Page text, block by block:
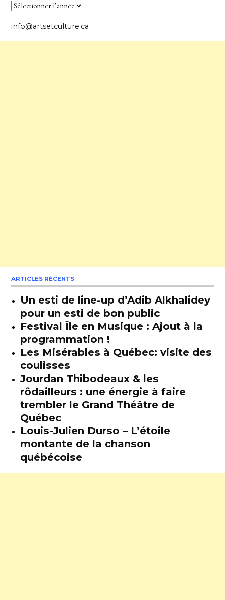
info@artsetculture.ca
ARTICLES RÉCENTS
Un esti de line-up d’Adib Alkhalidey
pour un esti de bon public
Festival Île en Musique : Ajout à la
programmation !
Les Misérables à Québec: visite des
coulisses
Jourdan Thibodeaux & les
rôdailleurs : une énergie à faire
trembler le Grand Théâtre de
Québec
Louis-Julien Durso – L’étoile
montante de la chanson
québécoise